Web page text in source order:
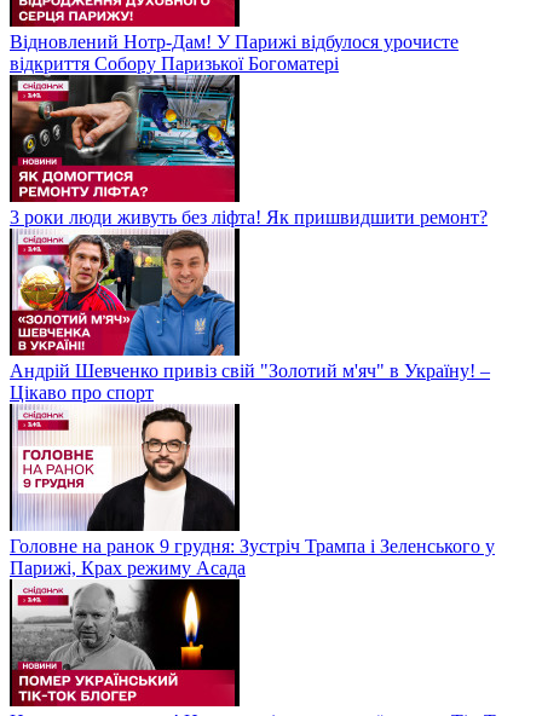
Відновлений Нотр-Дам! У Парижі відбулося урочисте
відкриття Собору Паризької Богоматері
3 роки люди живуть без ліфта! Як пришвидшити ремонт?
Андрій Шевченко привіз свій "Золотий м'яч" в Україну! –
Цікаво про спорт
Головне на ранок 9 грудня: Зустріч Трампа і Зеленського у
Парижі, Крах режиму Асада